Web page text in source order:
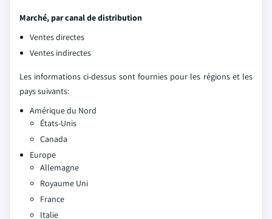
Marché, par canal de distribution
Ventes directes
Ventes indirectes
Les informations ci-dessus sont fournies pour les régions et les
pays suivants:
Amérique du Nord
États-Unis
Canada
Europe
Allemagne
Royaume Uni
France
Italie